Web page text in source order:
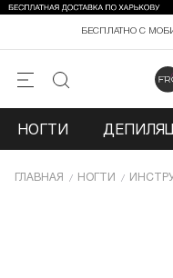
БЕСПЛАТНО С
НОГТИ
ГЛАВНАЯ НОГТИ